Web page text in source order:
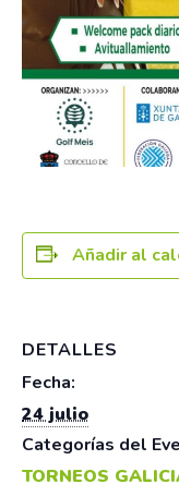
Añadir al
DETALLES
Fecha:
24 julio
Categorías del
TORNEOS